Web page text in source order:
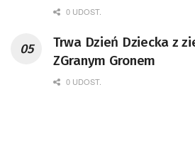
0 UDOST.
Trwa Dzień Dziecka z
ZGranym Gronem
0 UDOST.